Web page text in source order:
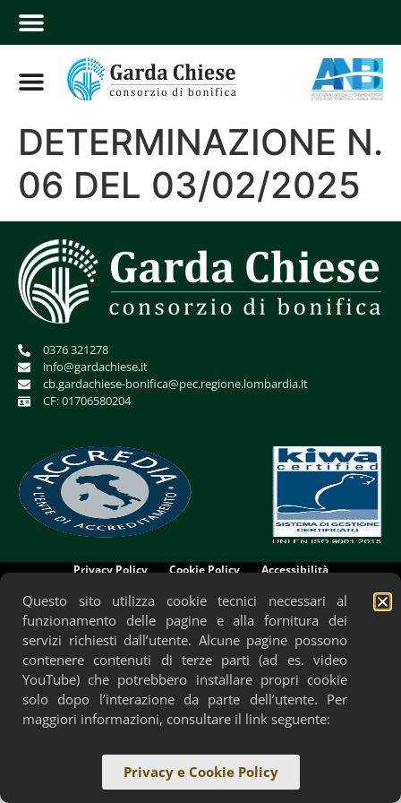
DETERMINAZIONE N.
06 DEL 03/02/2025
0376 321278
info@gardachiese.it
cb.gardachiese-bonifica@pec.regione.lombardia.it
CF: 01706580204
Privacy Policy Cookie Policy Accessibilità
Questo sito utilizza cookie tecnici necessari al
funzionamento delle pagine e alla fornitura dei
servizi richiesti dall’utente. Alcune pagine possono
contenere contenuti di terze parti (ad es. video
YouTube) che potrebbero installare propri cookie
solo dopo l’interazione da parte dell’utente. Per
maggiori informazioni, consultare il link seguente:
Privacy e Cookie Policy